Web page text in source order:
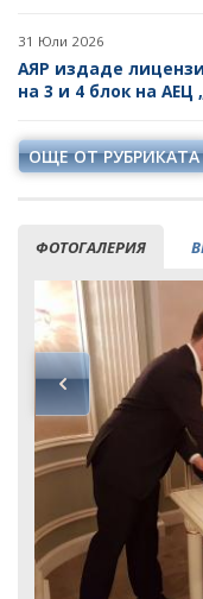
31 Юли 2026
АЯР издаде
на 3 и 4 блок на АЕЦ
ОЩЕ ОТ РУБРИКАТА
ФОТОГАЛЕРИЯ